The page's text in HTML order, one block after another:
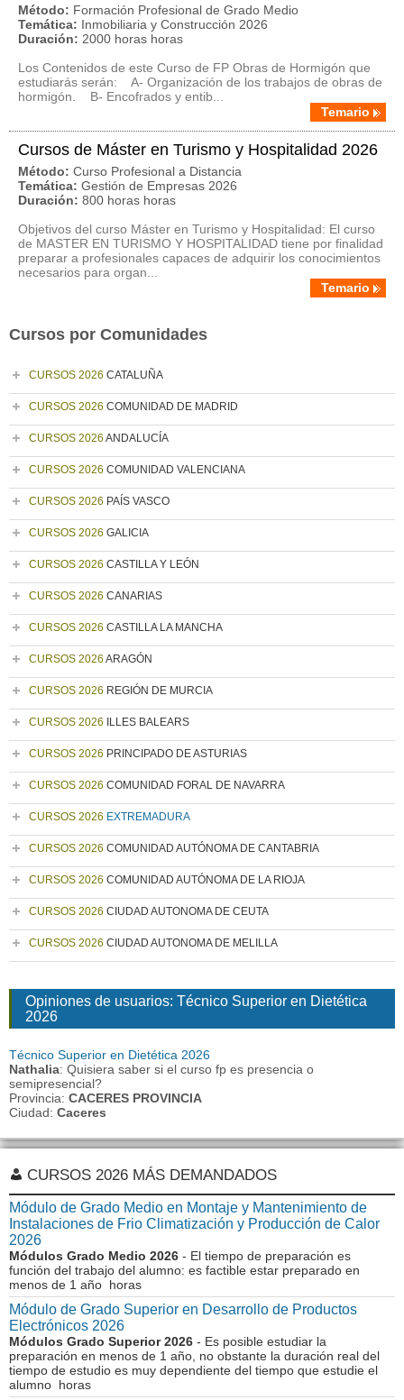
Método: Formación Profesional de Grado Medio
Temática: Inmobiliaria y Construcción 2026
Duración: 2000 horas horas
Los Contenidos de este Curso de FP Obras de Hormigón que
estudiarás serán: A- Organización de los trabajos de obras de
hormigón. B- Encofrados y entib...
Temario
Cursos de Máster en Turismo y Hospitalidad 2026
Método: Curso Profesional a Distancia
Temática: Gestión de Empresas 2026
Duración: 800 horas horas
Objetivos del curso Máster en Turismo y Hospitalidad: El curso
de MASTER EN TURISMO Y HOSPITALIDAD tiene por finalidad
preparar a profesionales capaces de adquirir los conocimientos
necesarios para organ...
Temario
Cursos por Comunidades
CURSOS 2026 CATALUÑA
CURSOS 2026 COMUNIDAD DE MADRID
CURSOS 2026 ANDALUCÍA
CURSOS 2026 COMUNIDAD VALENCIANA
CURSOS 2026 PAÍS VASCO
CURSOS 2026 GALICIA
CURSOS 2026 CASTILLA Y LEÓN
CURSOS 2026 CANARIAS
CURSOS 2026 CASTILLA LA MANCHA
CURSOS 2026 ARAGÓN
CURSOS 2026 REGIÓN DE MURCIA
CURSOS 2026 ILLES BALEARS
CURSOS 2026 PRINCIPADO DE ASTURIAS
CURSOS 2026 COMUNIDAD FORAL DE NAVARRA
CURSOS 2026 EXTREMADURA
CURSOS 2026 COMUNIDAD AUTÓNOMA DE CANTABRIA
CURSOS 2026 COMUNIDAD AUTÓNOMA DE LA RIOJA
CURSOS 2026 CIUDAD AUTONOMA DE CEUTA
CURSOS 2026 CIUDAD AUTONOMA DE MELILLA
Opiniones de usuarios: Técnico Superior en Dietética
2026
Técnico Superior en Dietética 2026
Nathalia: Quisiera saber si el curso fp es presencia o
semipresencial?
Provincia: CACERES PROVINCIA
Ciudad: Caceres
CURSOS 2026 MÁS DEMANDADOS
Módulo de Grado Medio en Montaje y Mantenimiento de
Instalaciones de Frio Climatización y Producción de Calor
2026
Módulos Grado Medio 2026 - El tiempo de preparación es
función del trabajo del alumno: es factible estar preparado en
menos de 1 año horas
Módulo de Grado Superior en Desarrollo de Productos
Electrónicos 2026
Módulos Grado Superior 2026 - Es posible estudiar la
preparación en menos de 1 año, no obstante la duración real del
tiempo de estudio es muy dependiente del tiempo que estudie el
alumno horas